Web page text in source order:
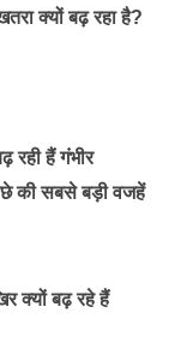
क्यों बढ़ रहा है?
हैं गंभीर
की सबसे बड़ी वजहें
क्यों बढ़ रहे हैं